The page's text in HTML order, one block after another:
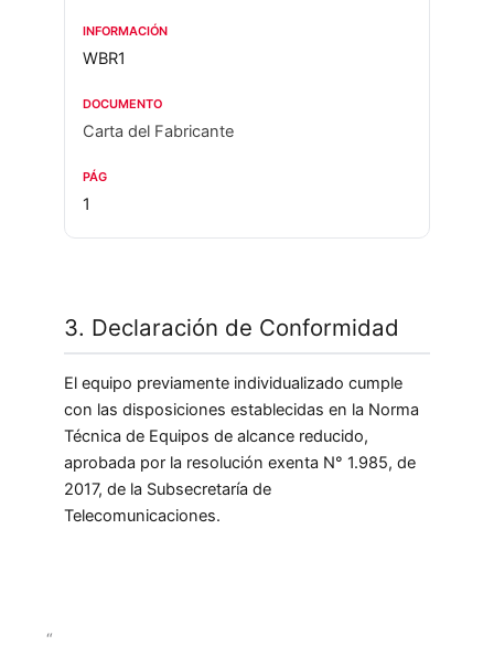
WBR1
Carta del Fabricante
1
3. Declaración de Conformidad
El equipo previamente individualizado cumple
con las disposiciones establecidas en la Norma
Técnica de Equipos de alcance reducido,
aprobada por la resolución exenta N° 1.985, de
2017, de la Subsecretaría de
Telecomunicaciones.
“